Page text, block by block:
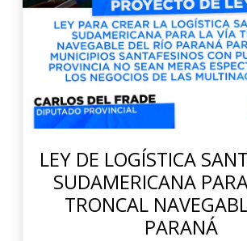
LEY DE LOGÍSTICA
SUDAMERICANA
TRONCAL
PARANÁ